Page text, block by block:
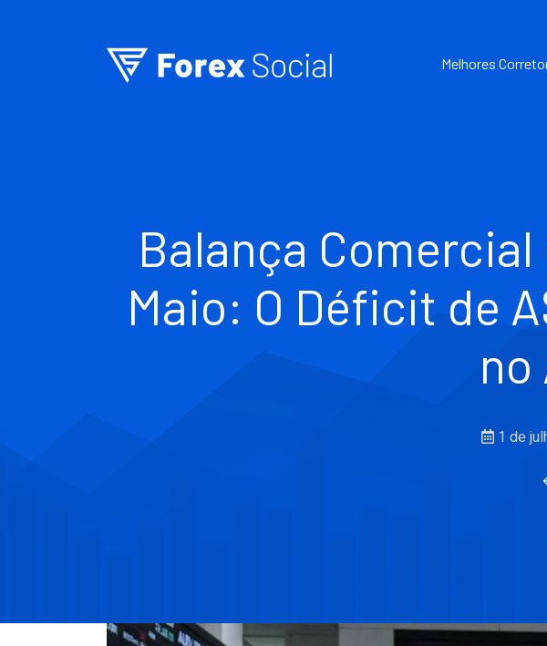
Melhores
Balança
Maio: O Déficit de
no
1 de